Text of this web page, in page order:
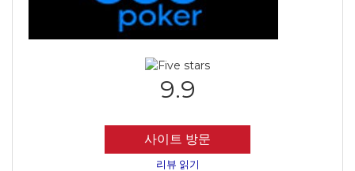
9.9
사이트 방문
리뷰 읽기